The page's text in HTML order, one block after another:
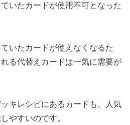
いたカードが使用不可となった
いたカードが使えなくなるた
る代替えカードは一気に需要が
キレシピにあるカードも、人気
やすいのです。